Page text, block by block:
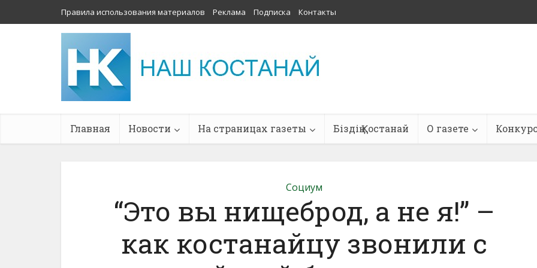
Правила использования материалов Реклама Подписка Контакты
Главная Новости На страницах газеты Біздің Қостанай О газете
Социум
“Это вы нищеброд, а не я!” –
как костанайцу звонили с